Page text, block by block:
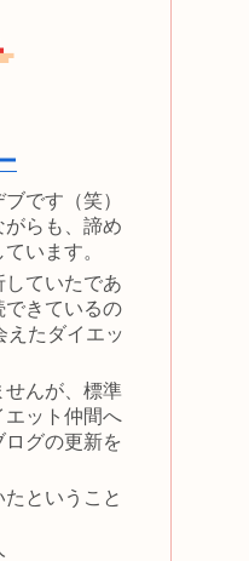
です（笑）
らも、諦め
います。
していたであ
できているの
えたダイエッ
んが、標準
ット仲間へ
グの更新を
ということ